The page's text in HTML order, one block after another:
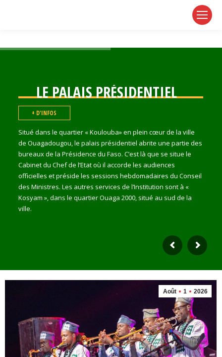
+ D'INFOS
Situé dans le quartier « Koulouba» en plein cœur de la ville
de Ouagadougou, le palais présidentiel abrite une partie des
bureaux de la Présidence du Faso. C’est là que se situe le
Cabinet du Chef de l’Etat où il accorde les audiences
officielles et préside les sessions hebdomadaires du Conseil
des Ministres. Les autres services de l’Institution sont à «
Kosyam », dans le quartier Ouaga 2000, situé au sud de la
ville.
LE PALAIS PRÉSIDENTIEL
Août 1 2026